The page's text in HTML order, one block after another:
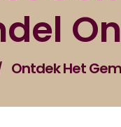
Ontdek Het